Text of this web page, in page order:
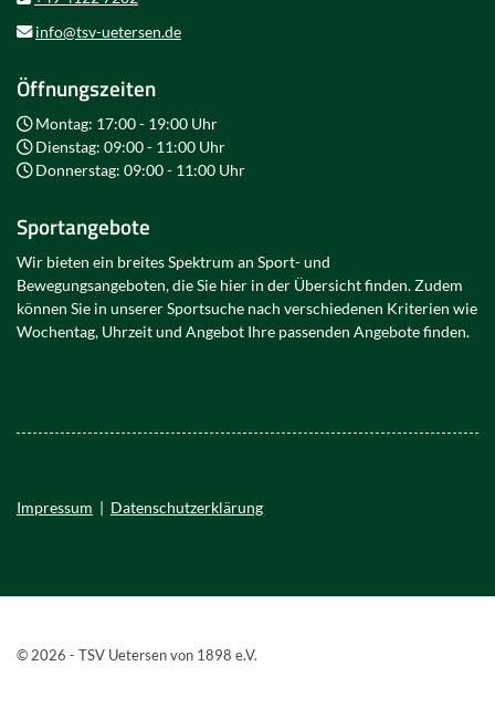
info@tsv-uetersen.de
Öffnungszeiten
Montag: 17:00 - 19:00 Uhr
Dienstag: 09:00 - 11:00 Uhr
Donnerstag: 09:00 - 11:00 Uhr
Sportangebote
Wir bieten ein breites Spektrum an Sport- und
Bewegungsangeboten, die Sie hier in der Übersicht finden. Zudem
können Sie in unserer Sportsuche nach verschiedenen Kriterien wie
Wochentag, Uhrzeit und Angebot Ihre passenden Angebote finden.
Impressum | Datenschutzerklärung
© 2026 - TSV Uetersen von 1898 e.V.